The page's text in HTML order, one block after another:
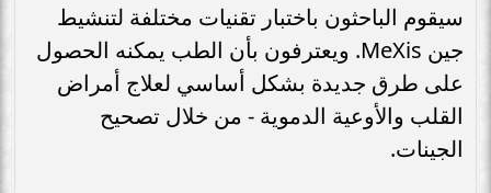
سيقوم الباحثون باختبار تقنيات مختلفة لتنشيط
جين MeXis. ويعترفون بأن الطب يمكنه الحصول
على طرق جديدة بشكل أساسي لعلاج أمراض
القلب والأوعية الدموية - من خلال تصحيح
الجينات.